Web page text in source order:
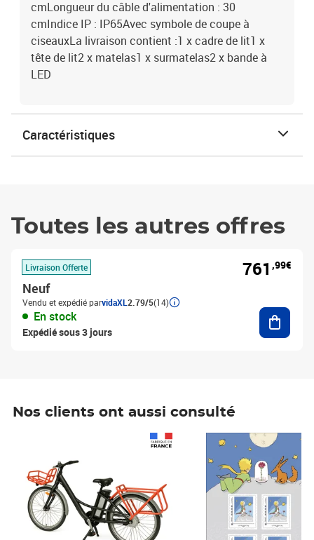
cmLongueur du câble d'alimentation : 30
cmIndice IP : IP65Avec symbole de coupe à
ciseauxLa livraison contient :1 x cadre de lit1 x
tête de lit2 x matelas1 x surmatelas2 x bande à
LED
Caractéristiques
Toutes les autres offres
Livraison Offerte
Neuf
Vendu et expédié parvidaXL 2.79/5(14)
En stock
Expédié sous 3 jours
761 ,99€
Nos clients ont aussi consulté
Prix 7,50€